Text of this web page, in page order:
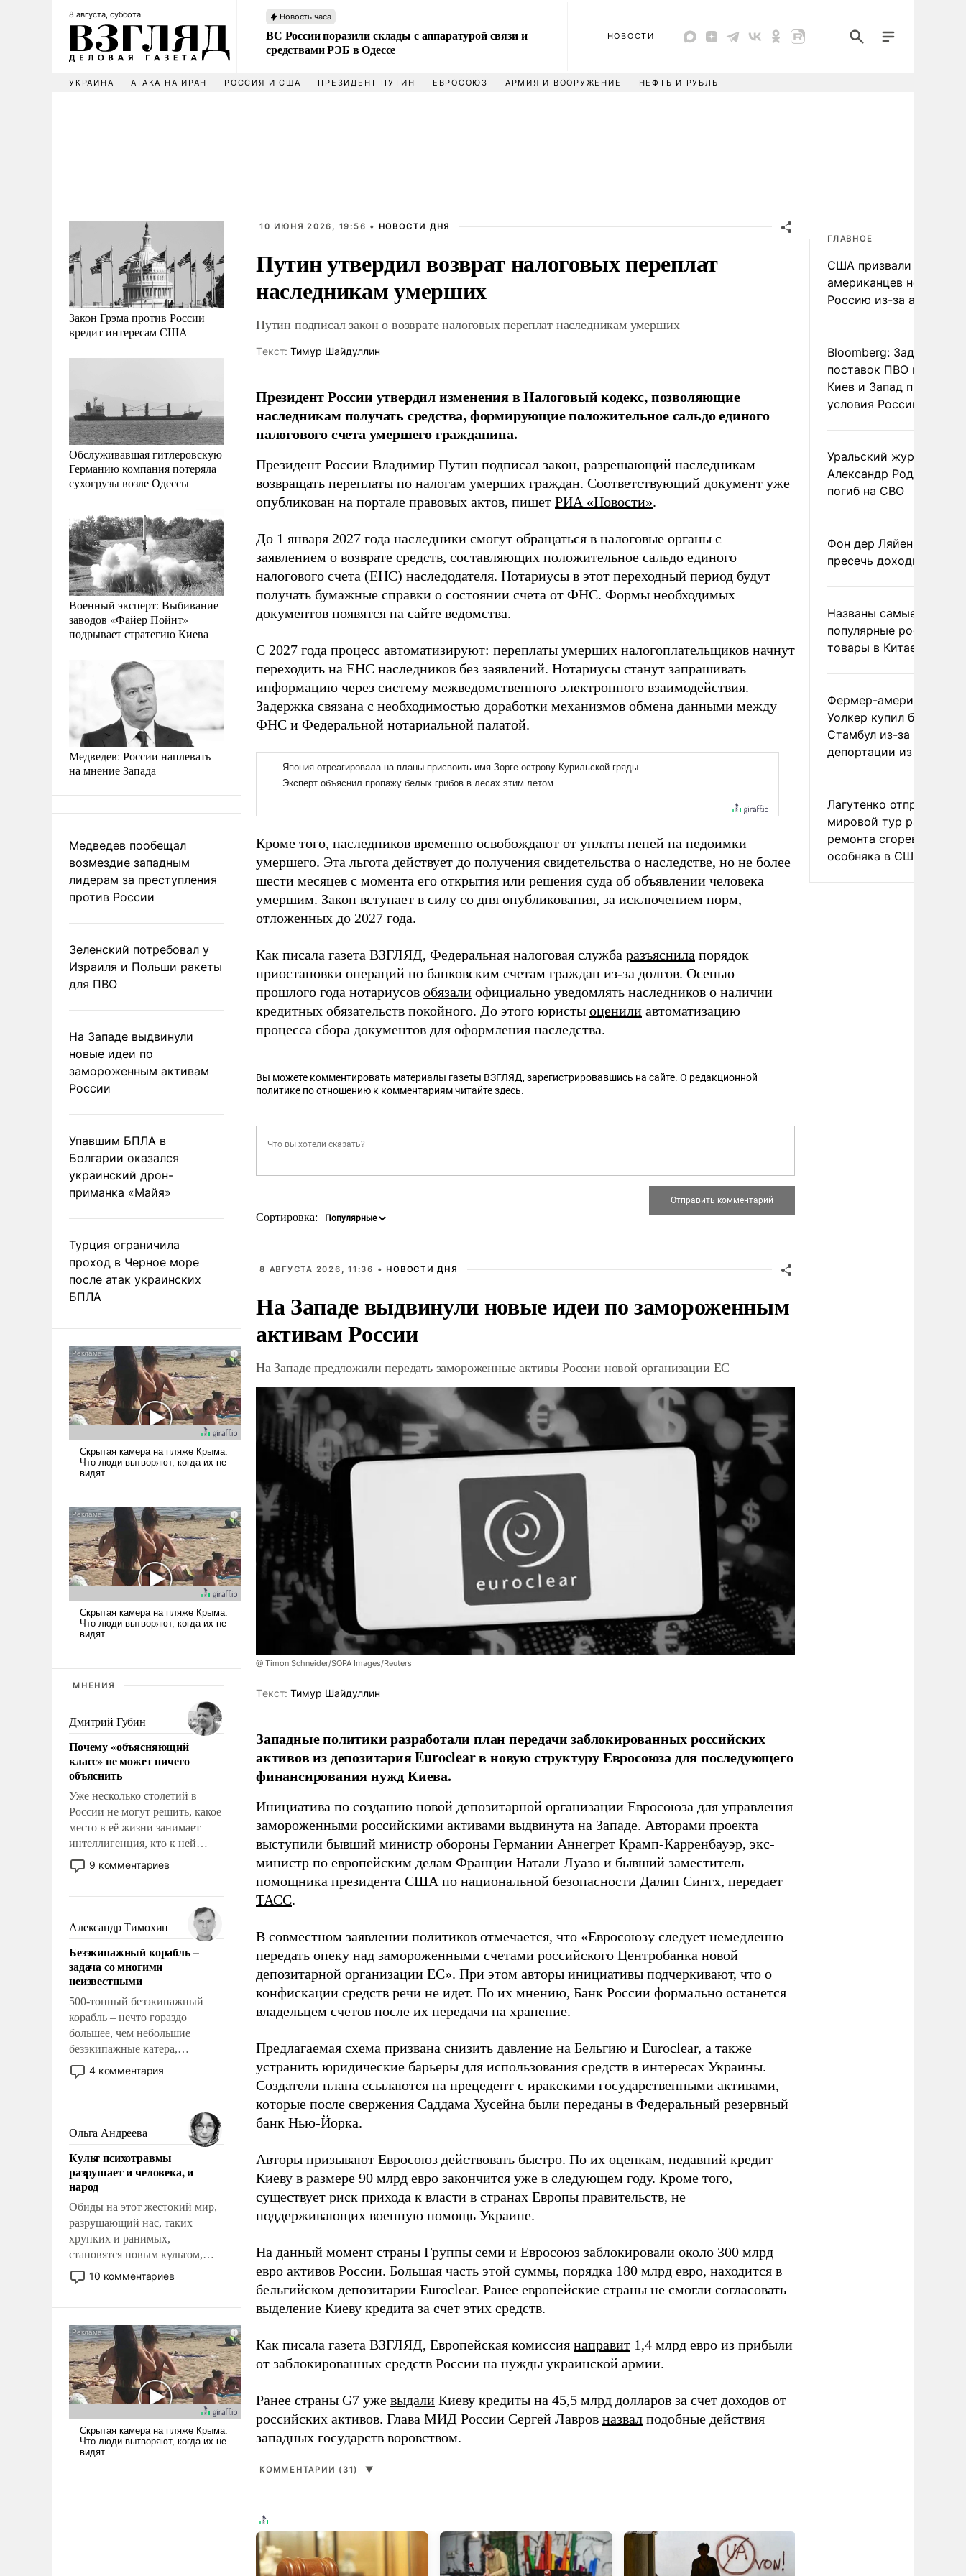
8 августа, суббота Новость часа
ВС России поразили склады с аппаратурой связи и
средствами РЭБ в Одессе
НОВОСТИ
УКРАИНА АТАКА НА ИРАН РОССИЯ И США ПРЕЗИДЕНТ ПУТИН ЕВРОСОЮЗ АРМИЯ И ВООРУЖЕНИЕ НЕФТЬ И РУБЛЬ
Закон Грэма против России
вредит интересам США
Обслуживавшая гитлеровскую
Германию компания потеряла
сухогрузы возле Одессы
Военный эксперт: Выбивание
заводов «Файер Пойнт»
подрывает стратегию Киева
Медведев: России наплевать
на мнение Запада
Медведев пообещал
возмездие западным
лидерам за преступления
против России
Зеленский потребовал у
Израиля и Польши ракеты
для ПВО
На Западе выдвинули
новые идеи по
замороженным активам
России
Упавшим БПЛА в
Болгарии оказался
украинский дрон-
приманка «Майя»
Турция ограничила
проход в Черное море
после атак украинских
БПЛА
МНЕНИЯ
Дмитрий Губин
Почему «объясняющий
класс» не может ничего
объяснить
Уже несколько столетий в
России не могут решить, какое
место в её жизни занимает
интеллигенция, кто к ней
принадлежит, а кого из неё
исключили с правом
чем она отличается от просто
образованных людей. Иногда
казалось, что эти вопросы
решены раз и навсегда, но –
нет, не решены.
9 комментариев
Александр Тимохин
Безэкипажный корабль –
задача со многими
неизвестными
500-тонный безэкипажный
корабль – нечто гораздо
большее, чем небольшие
безэкипажные катера,
применение которых уже
стало обыденностью. Задача по
сложна и амбициозна. Однако
и ее реализация радикально
поднимет наши боевые
возможности.
4 комментария
Ольга Андреева
Культ психотравмы
разрушает и человека, и
народ
Обиды на этот жестокий мир,
разрушающий нас, таких
хрупких и ранимых,
становятся новым культом,
постепенно вытесняя и
отменяя традиционное
ударами судьбы, брать на себя
ответственность, помогать
слабым, идти вперед и
адаптироваться.
10 комментариев
10 ИЮНЯ 2026, 19:56 • НОВОСТИ ДНЯ
Путин утвердил возврат налоговых переплат
наследникам умерших
Путин подписал закон о возврате налоговых переплат наследникам умерших
Tекст: Тимур Шайдуллин
Президент России утвердил изменения в Налоговый кодекс, позволяющие
наследникам получать средства, формирующие положительное сальдо единого
налогового счета умершего гражданина.
Президент России Владимир Путин подписал закон, разрешающий наследникам
возвращать переплаты по налогам умерших граждан. Соответствующий документ уже
опубликован на портале правовых актов, пишет РИА «Новости».
До 1 января 2027 года наследники смогут обращаться в налоговые органы с
заявлением о возврате средств, составляющих положительное сальдо единого
налогового счета (ЕНС) наследодателя. Нотариусы в этот переходный период будут
получать бумажные справки о состоянии счета от ФНС. Формы необходимых
документов появятся на сайте ведомства.
С 2027 года процесс автоматизируют: переплаты умерших налогоплательщиков начнут
переходить на ЕНС наследников без заявлений. Нотариусы станут запрашивать
информацию через систему межведомственного электронного взаимодействия.
Задержка связана с необходимостью доработки механизмов обмена данными между
ФНС и Федеральной нотариальной палатой.
Кроме того, наследников временно освобождают от уплаты пеней на недоимки
умершего. Эта льгота действует до получения свидетельства о наследстве, но не более
шести месяцев с момента его открытия или решения суда об объявлении человека
умершим. Закон вступает в силу со дня опубликования, за исключением норм,
отложенных до 2027 года.
Как писала газета ВЗГЛЯД, Федеральная налоговая служба разъяснила порядок
приостановки операций по банковским счетам граждан из-за долгов. Осенью
прошлого года нотариусов обязали официально уведомлять наследников о наличии
кредитных обязательств покойного. До этого юристы оценили автоматизацию
процесса сбора документов для оформления наследства.
Вы можете комментировать материалы газеты ВЗГЛЯД, зарегистрировавшись на сайте. О редакционной
политике по отношению к комментариям читайтездесь.
Сортировка:
8 АВГУСТА 2026, 11:36 • НОВОСТИ ДНЯ
На Западе выдвинули новые идеи по замороженным
активам России
На Западе предложили передать замороженные активы России новой организации ЕС
@ Timon Schneider/SOPA Images/Reuters
Tекст: Тимур Шайдуллин
Западные политики разработали план передачи заблокированных российских
активов из депозитария Euroclear в новую структуру Евросоюза для последующего
финансирования нужд Киева.
Инициатива по созданию новой депозитарной организации Евросоюза для управления
замороженными российскими активами выдвинута на Западе. Авторами проекта
выступили бывший министр обороны Германии Аннегрет Крамп-Карренбауэр, экс-
министр по европейским делам Франции Натали Луазо и бывший заместитель
помощника президента США по национальной безопасности Далип Сингх, передает
ТАСС.
В совместном заявлении политиков отмечается, что «Евросоюзу следует немедленно
передать опеку над замороженными счетами российского Центробанка новой
депозитарной организации ЕС». При этом авторы инициативы подчеркивают, что о
конфискации средств речи не идет. По их мнению, Банк России формально останется
владельцем счетов после их передачи на хранение.
Предлагаемая схема призвана снизить давление на Бельгию и Euroclear, а также
устранить юридические барьеры для использования средств в интересах Украины.
Создатели плана ссылаются на прецедент с иракскими государственными активами,
которые после свержения Саддама Хусейна были переданы в Федеральный резервный
банк Нью-Йорка.
Авторы призывают Евросоюз действовать быстро. По их оценкам, недавний кредит
Киеву в размере 90 млрд евро закончится уже в следующем году. Кроме того,
существует риск прихода к власти в странах Европы правительств, не
поддерживающих военную помощь Украине.
На данный момент страны Группы семи и Евросоюз заблокировали около 300 млрд
евро активов России. Большая часть этой суммы, порядка 180 млрд евро, находится в
бельгийском депозитарии Euroclear. Ранее европейские страны не смогли согласовать
выделение Киеву кредита за счет этих средств.
Как писала газета ВЗГЛЯД, Европейская комиссия направит 1,4 млрд евро из прибыли
от заблокированных средств России на нужды украинской армии.
Ранее страны G7 уже выдали Киеву кредиты на 45,5 млрд долларов за счет доходов от
российских активов. Глава МИД России Сергей Лавров назвал подобные действия
западных государств воровством.
КОММЕНТАРИИ (31) ▼
ГЛАВНОЕ
США призвали
американцев не
Россию из-за атак ВСУ
Bloomberg: Задержка
поставок ПВО вынудит
Киев и Запад принять
условия России
Уральский журналист
Александр Родионов
погиб на СВО
Фон дер Ляйен
пресечь доходы России
Названы самые
популярные российские
товары в Китае
Фермер-американец
Уолкер купил билет в
Стамбул из-за угрозы
депортации из России
Лагутенко отправился в
мировой тур ради
ремонта сгоревшего
особняка в США